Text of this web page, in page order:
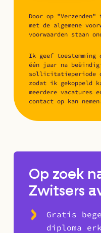
Door op
met de algemene
voorwaarden staan
Ik geef toestemming
één jaar na
sollicitatieperiode
zodat ik gekoppeld
meerdere vacatures
contact op kan
Op zoek
Zwitsers
Gratis
diploma